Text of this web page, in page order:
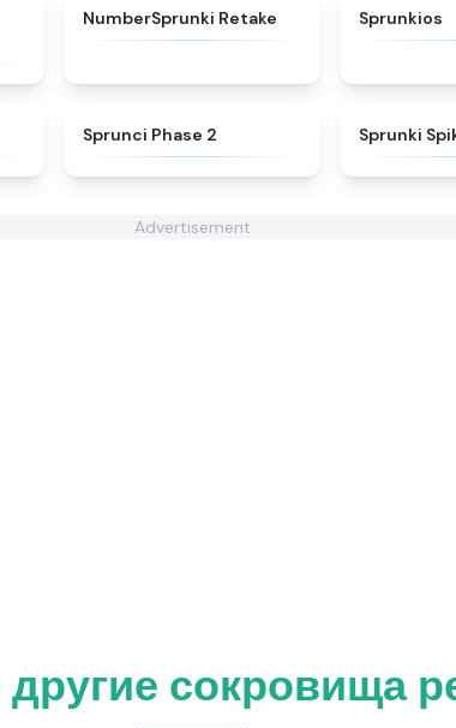
★
NumberSprunki Retake Sprunkios
Sprunci Phase 2 Sprunki
Advertisement
сокровища